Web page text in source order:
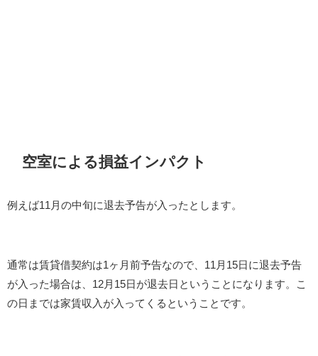
空室による損益インパクト
例えば11月の中旬に退去予告が入ったとします。
通常は賃貸借契約は1ヶ月前予告なので、11月15日に退去予告
が入った場合は、12月15日が退去日ということになります。こ
の日までは家賃収入が入ってくるということです。